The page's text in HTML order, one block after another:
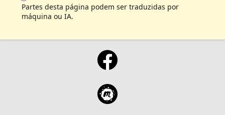
Partes desta página podem ser traduzidas por
máquina ou IA.